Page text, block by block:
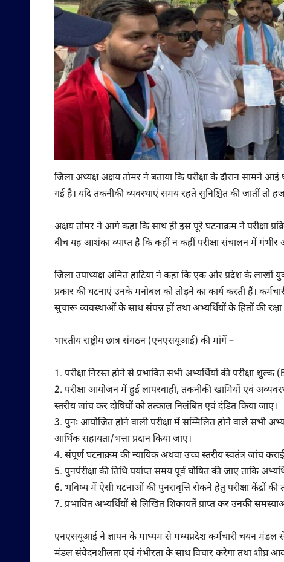
जिला अध्यक्ष अक्षय तोमर ने बताया कि परीक्षा के दौरान सामने
गई है। यदि तकनीकी व्यवस्थाएं समय रहते सुनिश्चित की जातीं तो
अक्षय तोमर ने आगे कहा कि साथ ही इस पूरे घटनाक्रम ने परीक्षा
बीच यह आशंका व्याप्त है कि कहीं न कहीं परीक्षा संचालन में
जिला उपाध्यक्ष अमित हाटिया ने कहा कि एक ओर प्रदेश के लाखों
प्रकार की घटनाएं उनके मनोबल को तोड़ने का कार्य करती हैं।
सुचारू व्यवस्थाओं के साथ संपन्न हों तथा अभ्यर्थियों के हितों की रक्षा
भारतीय राष्ट्रीय छात्र संगठन (एनएसयूआई) की मांगें –
1. परीक्षा निरस्त होने से प्रभावित सभी अभ्यर्थियों की परीक्षा
2. परीक्षा आयोजन में हुई लापरवाही, तकनीकी खामियों एवं
स्तरीय जांच कर दोषियों को तत्काल निलंबित एवं दंडित किया जाए।
3. पुनः आयोजित होने वाली परीक्षा में सम्मिलित होने वाले सभी
आर्थिक सहायता/भत्ता प्रदान किया जाए।
4. संपूर्ण घटनाक्रम की न्यायिक अथवा उच्च स्तरीय स्वतंत्र जांच
5. पुनर्परीक्षा की तिथि पर्याप्त समय पूर्व घोषित की जाए ताकि
6. भविष्य में ऐसी घटनाओं की पुनरावृत्ति रोकने हेतु परीक्षा केंद्रों
7. प्रभावित अभ्यर्थियों से लिखित शिकायतें प्राप्त कर उनकी
एनएसयूआई ने ज्ञापन के माध्यम से मध्यप्रदेश कर्मचारी चयन
मंडल संवेदनशीलता एवं गंभीरता के साथ विचार करेगा तथा शीघ्र